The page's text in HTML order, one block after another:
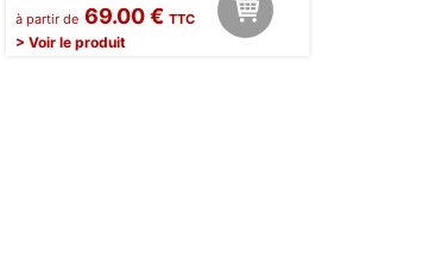
à partir de 69.00 € TTC
> Voir le produit